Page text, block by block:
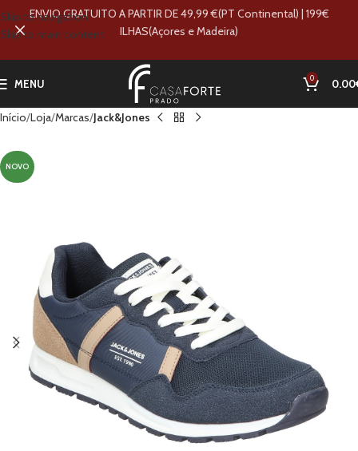
Skip to navigation
Skip to main content
MENU 0 0.00
Início Loja Marcas Jack&Jones
NOVO
ENVIO GRATUITO A PARTIR DE 49,99 €(PT Continental) | 199€
ILHAS(Açores e Madeira)